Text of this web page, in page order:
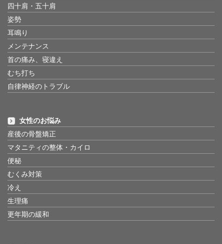
四十肩・五十肩
姿勢
耳鳴り
メンテナンス
首の痛み、寝違え
むち打ち
自律神経のトラブル
女性のお悩み
産後の骨盤矯正
マタニティの整体・カイロ
便秘
むくみ対策
冷え
生理痛
更年期の緩和